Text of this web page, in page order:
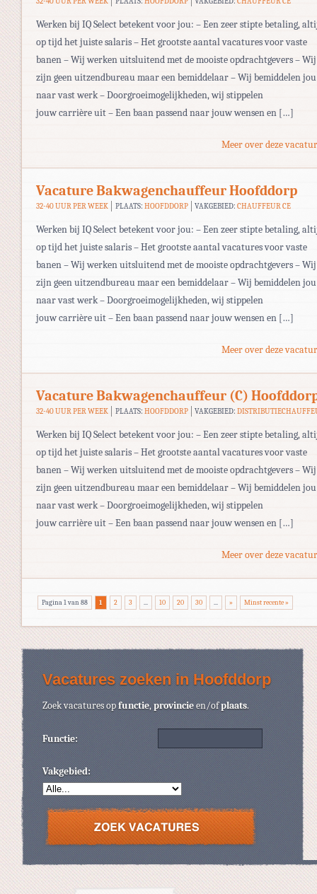
Werken bij IQ Select betekent voor jou: – Een zeer stipte betaling,
op tijd het juiste salaris – Het grootste aantal vacatures voor vaste
banen – Wij werken uitsluitend met de mooiste opdrachtgevers – Wij
zijn geen uitzendbureau maar een bemiddelaar – Wij bemiddelen jou
naar vast werk – Doorgroeimogelijkheden, wij stippelen
jouw carrière uit – Een baan passend naar jouw wensen en […]
Meer over deze
Vacature Bakwagenchauffeur Hoofddorp
32-40 UUR PER WEEK PLAATS: HOOFDDORP VAKGEBIED:CHAUFFEUR CE
Werken bij IQ Select betekent voor jou: – Een zeer stipte betaling,
op tijd het juiste salaris – Het grootste aantal vacatures voor vaste
banen – Wij werken uitsluitend met de mooiste opdrachtgevers – Wij
zijn geen uitzendbureau maar een bemiddelaar – Wij bemiddelen jou
naar vast werk – Doorgroeimogelijkheden, wij stippelen
jouw carrière uit – Een baan passend naar jouw wensen en […]
Meer over deze
Vacature Bakwagenchauffeur (C)
32-40 UUR PER WEEK PLAATS: HOOFDDORP VAKGEBIED:
Werken bij IQ Select betekent voor jou: – Een zeer stipte betaling,
op tijd het juiste salaris – Het grootste aantal vacatures voor vaste
banen – Wij werken uitsluitend met de mooiste opdrachtgevers – Wij
zijn geen uitzendbureau maar een bemiddelaar – Wij bemiddelen jou
naar vast werk – Doorgroeimogelijkheden, wij stippelen
jouw carrière uit – Een baan passend naar jouw wensen en […]
Meer over deze
Pagina 1 van 88 1 2 3 ... 10 20 30 ... » Minst recente »
Vacatures zoeken in Hoofddorp
Zoek vacatures opfunctie,provincieen/ofplaats.
Functie:
Vakgebied: